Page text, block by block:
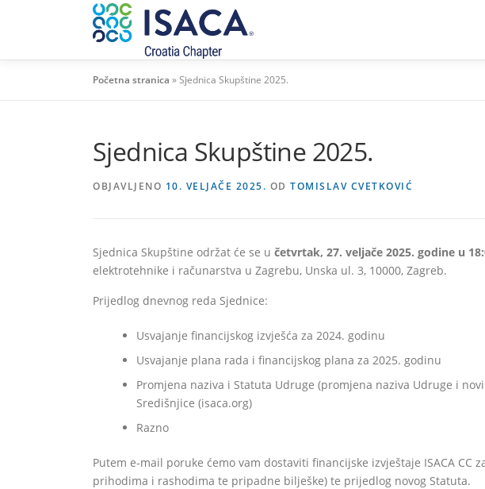
Početna stranica »Sjednica Skupštine 2025.
Sjednica Skupštine 2025.
OBJAVLJENO 10. VELJAČE 2025. OD TOMISLAV CVETKOVIĆ
Sjednica Skupštine održat će se u četvrtak, 27. veljače 2025. godine u
elektrotehnike i računarstva u Zagrebu, Unska ul. 3, 10000, Zagreb.
Prijedlog dnevnog reda Sjednice:
Usvajanje financijskog izvješća za 2024. godinu
Usvajanje plana rada i financijskog plana za 2025. godinu
Promjena naziva i Statuta Udruge (promjena naziva Udruge i
Središnjice (isaca.org)
Razno
Putem e-mail poruke ćemo vam dostaviti financijske izvještaje ISACA CC
prihodima i rashodima te pripadne bilješke) te prijedlog novog Statuta.